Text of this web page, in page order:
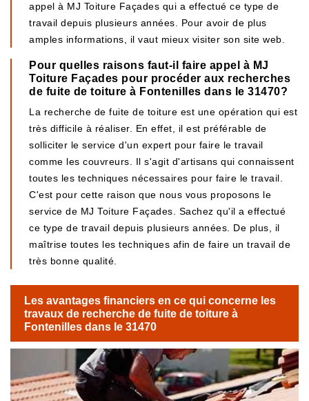
appel à MJ Toiture Façades qui a effectué ce type de
travail depuis plusieurs années. Pour avoir de plus
amples informations, il vaut mieux visiter son site web.
Pour quelles raisons faut-il faire appel à MJ
Toiture Façades pour procéder aux recherches
de fuite de toiture à Fontenilles dans le 31470?
La recherche de fuite de toiture est une opération qui est
très difficile à réaliser. En effet, il est préférable de
solliciter le service d'un expert pour faire le travail
comme les couvreurs. Il s'agit d'artisans qui connaissent
toutes les techniques nécessaires pour faire le travail.
C'est pour cette raison que nous vous proposons le
service de MJ Toiture Façades. Sachez qu'il a effectué
ce type de travail depuis plusieurs années. De plus, il
maîtrise toutes les techniques afin de faire un travail de
très bonne qualité.
Les avantages financiers en ce qui concerne les
travaux de recherche de fuite de toiture à
Fontenilles dans le 31470